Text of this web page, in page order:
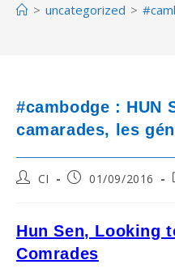
> uncategorized >
#cambodge : HUN
camarades, les
PostCI
Post01/09/2016
Hun Sen, Looking
Comrades